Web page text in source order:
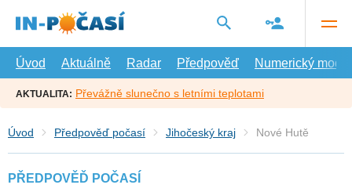
hlavní
Úvod
Aktuálně Radar Předpověď Numerický model
AKTUALITA: Převážně slunečno s letními teplotami
Úvod Předpověď počasí Jihočeský kraj Nové Hutě
PŘEDPOVĚĎ POČASÍ